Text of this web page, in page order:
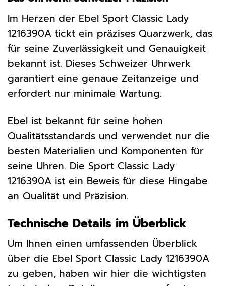
Im Herzen der Ebel Sport Classic Lady
1216390A tickt ein präzises Quarzwerk, das
für seine Zuverlässigkeit und Genauigkeit
bekannt ist. Dieses Schweizer Uhrwerk
garantiert eine genaue Zeitanzeige und
erfordert nur minimale Wartung.
Ebel ist bekannt für seine hohen
Qualitätsstandards und verwendet nur die
besten Materialien und Komponenten für
seine Uhren. Die Sport Classic Lady
1216390A ist ein Beweis für diese Hingabe
an Qualität und Präzision.
Technische Details im Überblick
Um Ihnen einen umfassenden Überblick
über die Ebel Sport Classic Lady 1216390A
zu geben, haben wir hier die wichtigsten